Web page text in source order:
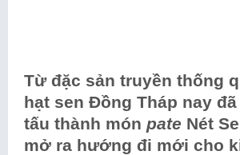
Từ đặc sản truyền thống
hạt sen Đồng Tháp nay
tấu thành món pate Nét
mở ra hướng đi mới cho